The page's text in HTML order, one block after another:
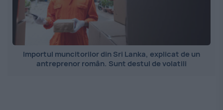
Importul muncitorilor din Sri Lanka, explicat de un
antreprenor român. Sunt destul de volatili